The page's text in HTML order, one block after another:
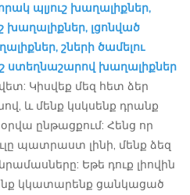
պլյուշ խաղալիքներ,
խաղալիքներ, լցոնված
շների ծամելու
ստեղնաշարով խաղալիքներ
Կիսվեք մեզ հետ ձեր
և մենք կսկսենք դրանք
ընթացքում: Հենց որ
պատրաստ լինի, մենք ձեզ
Եթե ​​դուք լիովին
կկատարենք ցանկացած